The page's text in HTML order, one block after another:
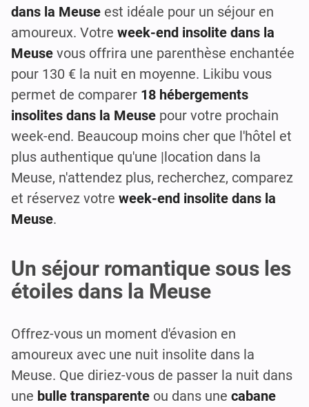
dans la Meuse est idéale pour un séjour en
amoureux. Votre week-end insolite dans la
Meuse vous offrira une parenthèse enchantée
pour 130 € la nuit en moyenne. Likibu vous
permet de comparer 18 hébergements
insolites dans la Meuse pour votre prochain
week-end. Beaucoup moins cher que l'hôtel et
plus authentique qu'une |location dans la
Meuse, n'attendez plus, recherchez, comparez
et réservez votre week-end insolite dans la
Meuse.
Un séjour romantique sous les
étoiles dans la Meuse
Offrez-vous un moment d'évasion en
amoureux avec une nuit insolite dans la
Meuse. Que diriez-vous de passer la nuit dans
une bulle transparente ou dans une cabane